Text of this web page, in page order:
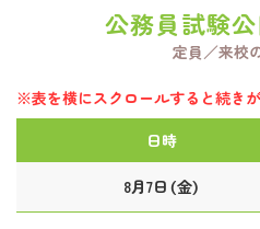
公務員試験
定員／来校
※表を横にスクロールすると続きが
日時
8月7日（金）